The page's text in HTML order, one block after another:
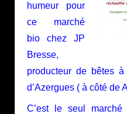
humeur pour
ce marché
bio chez JP
Bresse,
producteur de bêtes
d’Azergues ( à côté de
C’est le seul